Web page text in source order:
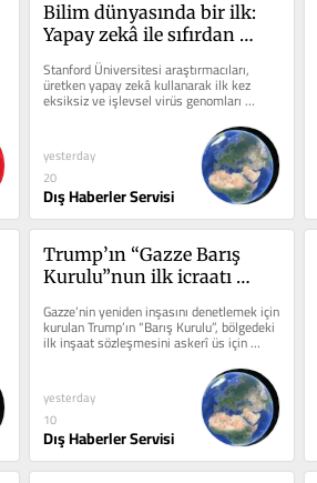
Bilim dünyasında bir ilk:
Yapay zekâ ile sıfırdan
virüs üretildi
Stanford Üniversitesi araştırmacıları,
üretken yapay zekâ kullanarak ilk kez
eksiksiz ve işlevsel virüs genomları
yesterday
20
Dış Haberler Servisi
Trump’ın “Gazze Barış
Kurulu”nun ilk icraatı
Gazze’nin yeniden inşasını denetlemek için
kurulan Trump’ın “Barış Kurulu”, bölgedeki
ilk inşaat sözleşmesini askerî üs için
hazırladı.
yesterday
10
Dış Haberler Servisi